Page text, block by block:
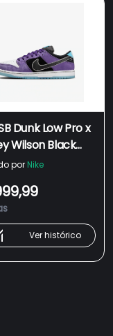
Dunk Low Pro x
Wilson Black
Purple
por Nike
Ver histórico